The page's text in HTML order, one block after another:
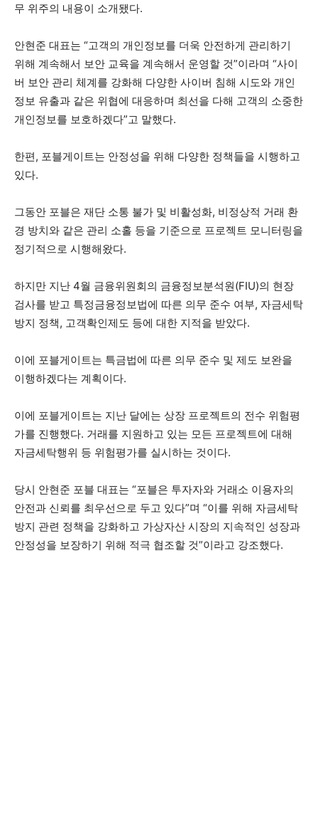
무 위주의 내용이 소개됐다.
안현준 대표는 “고객의 개인정보를 더욱 안전하게 관리하기
위해 계속해서 보안 교육을 계속해서 운영할 것”이라며 “사이
버 보안 관리 체계를 강화해 다양한 사이버 침해 시도와 개인
정보 유출과 같은 위협에 대응하며 최선을 다해 고객의 소중한
개인정보를 보호하겠다”고 말했다.
한편, 포블게이트는 안정성을 위해 다양한 정책들을 시행하고
있다.
그동안 포블은 재단 소통 불가 및 비활성화, 비정상적 거래 환
경 방치와 같은 관리 소홀 등을 기준으로 프로젝트 모니터링을
정기적으로 시행해왔다.
하지만 지난 4월 금융위원회의 금융정보분석원(FIU)의 현장
검사를 받고 특정금융정보법에 따른 의무 준수 여부, 자금세탁
방지 정책, 고객확인제도 등에 대한 지적을 받았다.
이에 포블게이트는 특금법에 따른 의무 준수 및 제도 보완을
이행하겠다는 계획이다.
이에 포블게이트는 지난 달에는 상장 프로젝트의 전수 위험평
가를 진행했다. 거래를 지원하고 있는 모든 프로젝트에 대해
자금세탁행위 등 위험평가를 실시하는 것이다.
당시 안현준 포블 대표는 “포블은 투자자와 거래소 이용자의
안전과 신뢰를 최우선으로 두고 있다”며 “이를 위해 자금세탁
방지 관련 정책을 강화하고 가상자산 시장의 지속적인 성장과
안정성을 보장하기 위해 적극 협조할 것”이라고 강조했다.